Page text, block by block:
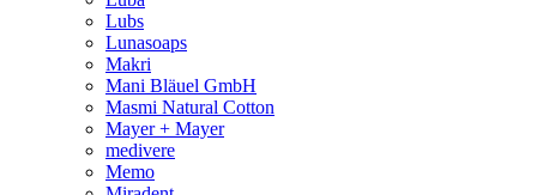
Lubs
Lunasoaps
Makri
Mani Bläuel GmbH
Masmi Natural Cotton
Mayer + Mayer
medivere
Memo